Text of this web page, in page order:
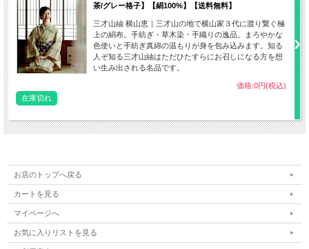
茶/グレー格子】【絹100%】【送料無料】
三才山紬 横山恵｜三才山の地で横山家３代に渡り繋ぐ極
上の絹布。手紡ぎ・草木染・手織りの逸品。まろやかな
色使いと手紡ぎ真綿の温もりが身を包み込みます。知る
人ぞ知る三才山紬はただひたすらにお召しになる方を想
い生み出される名品です。
価格:0円(税込)
在庫切れ
お店のトップへ戻る
カートを見る
マイページへ
お気に入りリストを見る